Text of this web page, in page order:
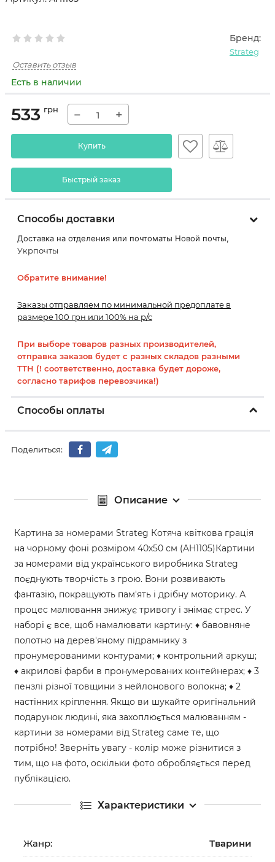
Бренд:
Strateg
Оставить отзыв
Есть в наличии
533 грн − +
Купить
Быстрый заказ
Способы доставки
Доставка на отделения или почтоматы Новой почты,
Укрпочты
Обратите внимание!
Заказы отправляем по минимальной предоплате в
размере 100 грн или 100% на р/с
При выборе товаров разных производителей,
отправка заказов будет с разных складов разными
ТТН (! соответственно, доставка будет дороже,
согласно тарифов перевозчика!)
Способы оплаты
Поделиться:
Описание
Картина за номерами Strateg Котяча квіткова грація
на чорному фоні розміром 40х50 см (AH1105)Картини
за номерами від українського виробника Strateg
поєднують творчість з грою. Вони розвивають
фантазію, покращують пам'ять і дрібну моторику. А
процес малювання знижує тривогу і знімає стрес. У
наборі є все, щоб намалювати картину: ♦ бавовняне
полотно на дерев'яному підрамнику з
пронумерованими контурами; ♦ контрольний аркуш;
♦ акрилові фарби в пронумерованих контейнерах; ♦ 3
пензлі різної товщини з нейлонового волокна; ♦ 2
настінних кріплення. Якщо ви шукайте оригінальний
подарунок людині, яка захоплюється малюванням -
картини за номерами від Strateg саме те, що
потрібно! Зверніть увагу - колір може різнитися з
тим, що на фото, оскільки фото обробляється перед
публікацією.
Характеристики
Жанр: Тварини